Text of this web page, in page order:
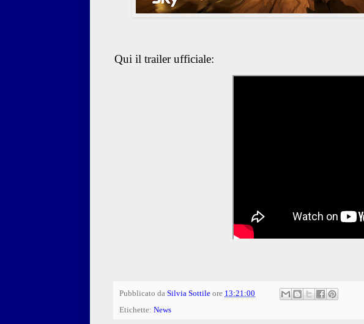
Qui il trailer ufficiale:
Pubblicato da Silvia Sottile ore 13:21:00
Etichette: News